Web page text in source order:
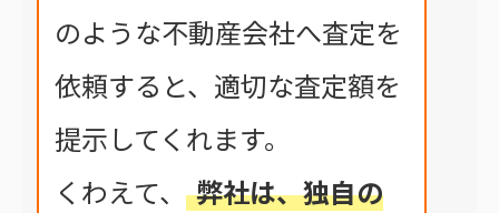
のような不動産会社へ査定を
依頼すると、適切な査定額を
提示してくれます。
くわえて、
弊社は、独自の